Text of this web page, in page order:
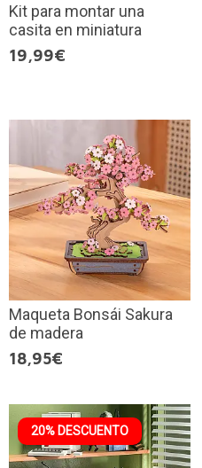
Kit para montar una
casita en miniatura
19,99€
Maqueta Bonsái Sakura
de madera
18,95€
20% DESCUENTO